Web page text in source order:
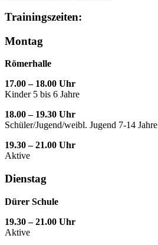
Trainingszeiten:
Montag
Römerhalle
17.00 – 18.00 Uhr
Kinder 5 bis 6 Jahre
18.00 – 19.30 Uhr
Schüler/Jugend/weibl. Jugend 7-14 Jahre
19.30 – 21.00 Uhr
Aktive
Dienstag
Dürer Schule
19.30 – 21.00 Uhr
Aktive